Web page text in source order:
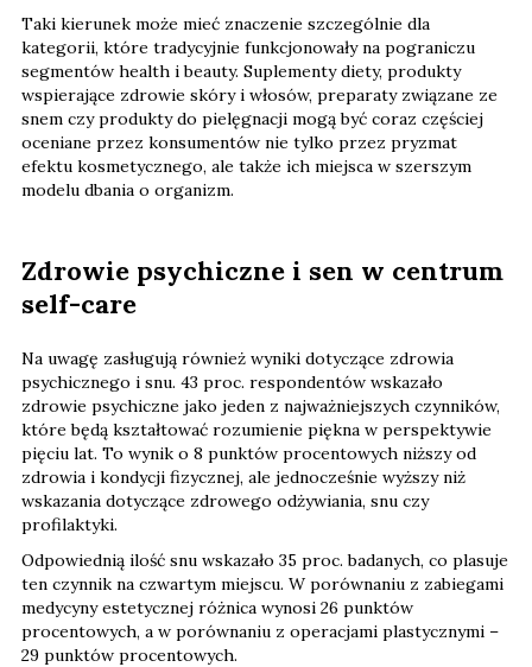
Taki kierunek może mieć znaczenie szczególnie dla
kategorii, które tradycyjnie funkcjonowały na pograniczu
segmentów health i beauty. Suplementy diety, produkty
wspierające zdrowie skóry i włosów, preparaty związane ze
snem czy produkty do pielęgnacji mogą być coraz częściej
oceniane przez konsumentów nie tylko przez pryzmat
efektu kosmetycznego, ale także ich miejsca w szerszym
modelu dbania o organizm.
Zdrowie psychiczne i sen w centrum
self-care
Na uwagę zasługują również wyniki dotyczące zdrowia
psychicznego i snu. 43 proc. respondentów wskazało
zdrowie psychiczne jako jeden z najważniejszych czynników,
które będą kształtować rozumienie piękna w perspektywie
pięciu lat. To wynik o 8 punktów procentowych niższy od
zdrowia i kondycji fizycznej, ale jednocześnie wyższy niż
wskazania dotyczące zdrowego odżywiania, snu czy
profilaktyki.
Odpowiednią ilość snu wskazało 35 proc. badanych, co plasuje
ten czynnik na czwartym miejscu. W porównaniu z zabiegami
medycyny estetycznej różnica wynosi 26 punktów
procentowych, a w porównaniu z operacjami plastycznymi –
29 punktów procentowych.